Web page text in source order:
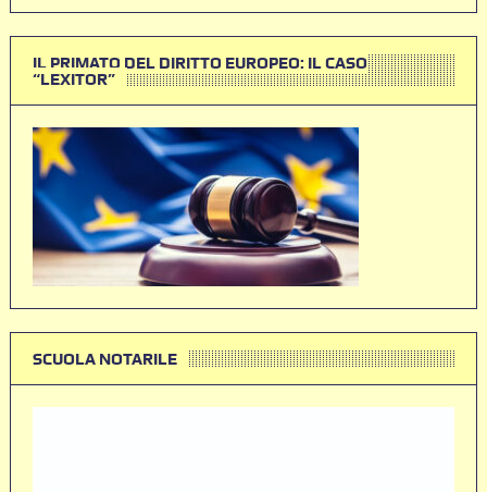
IL PRIMATO DEL DIRITTO EUROPEO: IL CASO
“LEXITOR”
SCUOLA NOTARILE